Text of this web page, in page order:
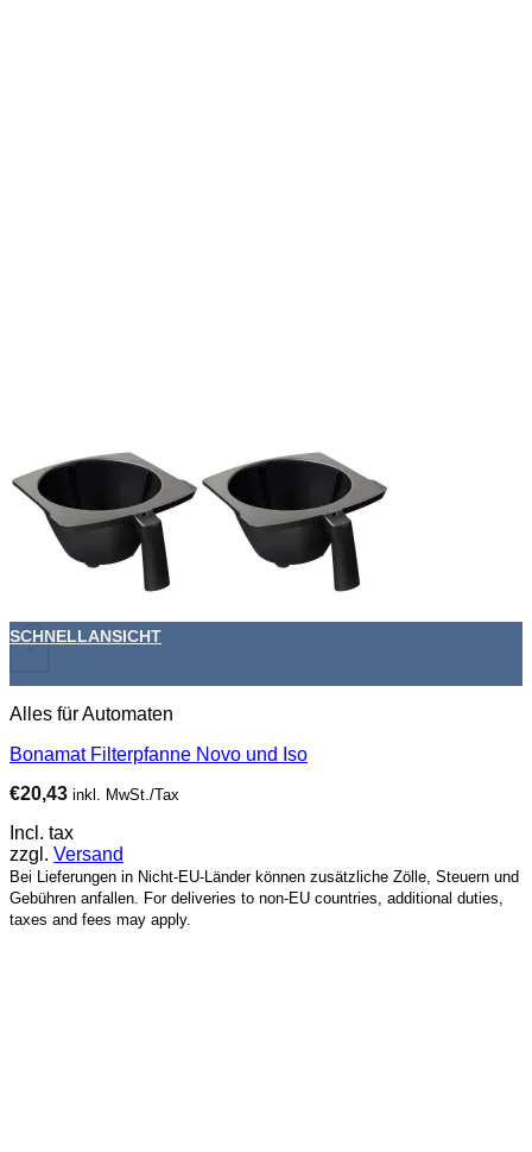
+
SCHNELLANSICHT
Alles für Automaten
Bonamat Filterpfanne Novo und Iso
€20,43 inkl. MwSt./Tax
Incl. tax
zzgl. Versand
Bei Lieferungen in Nicht-EU-Länder können zusätzliche Zölle, Steuern und
Gebühren anfallen. For deliveries to non-EU countries, additional duties,
taxes and fees may apply.